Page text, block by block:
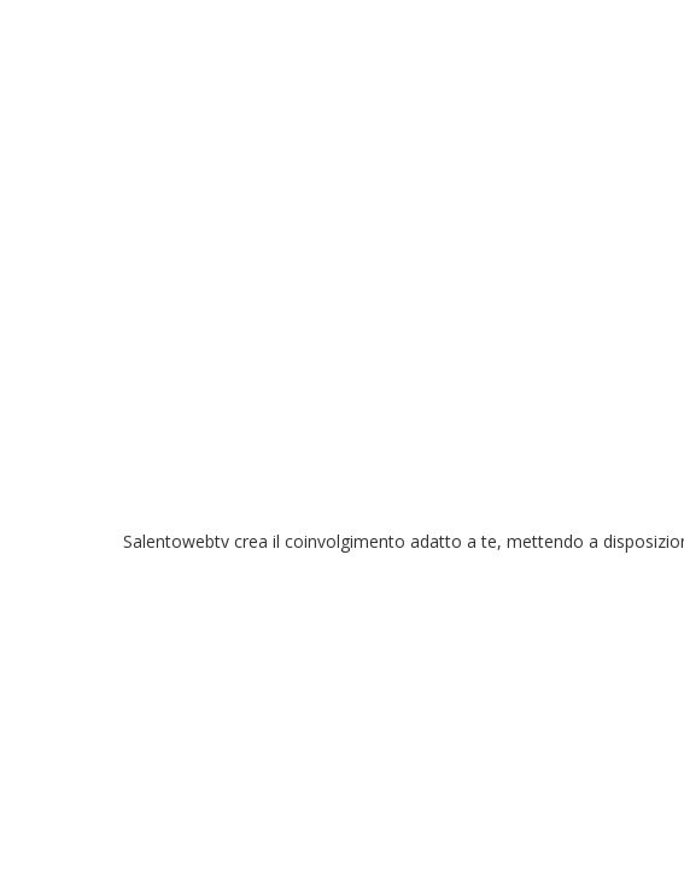
Salentowebtv crea il coinvolgimento adatto a te, mettendo a